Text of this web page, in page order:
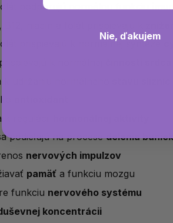
podporujú normálnu funkciu
niacín a folát prispievajú k
prispievajú k normálnej syntéze
k normálnej
udržaniu normálneho
regulácii
podieľajú na procesedelenia buniek
nervových impulzov
pamäť a funkciu mozgu
funkciu nervového systému
koncentrácii
Nie, ďakujem